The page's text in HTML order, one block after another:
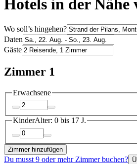
Hotels in der
Wo soll’s hingehen?
Daten
Gäste
Zimmer 1
Erwachsene
KinderAlter: 0 bis 17 J.
Zimmer hinzufügen
Du musst 9 oder mehr Zimmer buchen?